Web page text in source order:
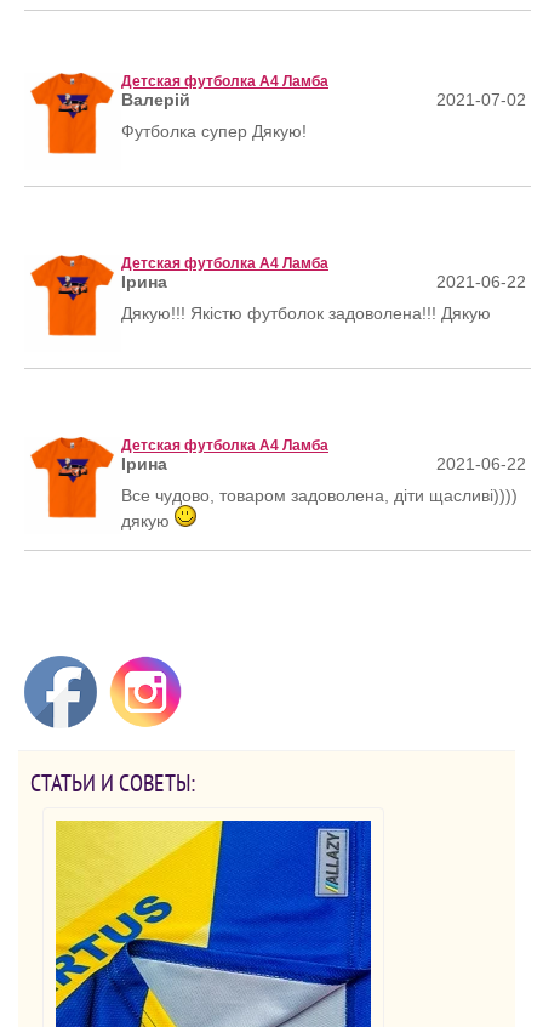
Детская футболка А4 Ламба
Валерій
2021-07-02
Футболка супер Дякую!
Детская футболка А4 Ламба
Ірина
2021-06-22
Дякую!!! Якістю футболок задоволена!!! Дякую
Детская футболка А4 Ламба
Ірина
2021-06-22
Все чудово, товаром задоволена, діти щасливі))))
дякую
СТАТЬИ И СОВЕТЫ: